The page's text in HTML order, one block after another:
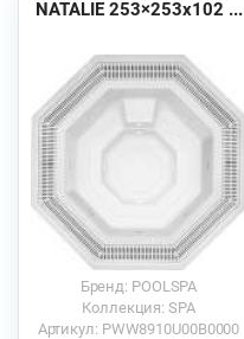
NATALIE 253×253х102 ...
Бренд: POOLSPA
Коллекция: SPA
Артикул: PWW8910U00B0000